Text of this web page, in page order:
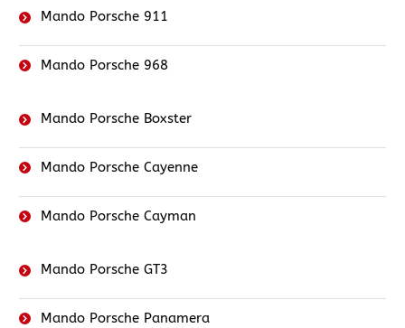
Mando Porsche 911
Mando Porsche 968
Mando Porsche Boxster
Mando Porsche Cayenne
Mando Porsche Cayman
Mando Porsche GT3
Mando Porsche Panamera